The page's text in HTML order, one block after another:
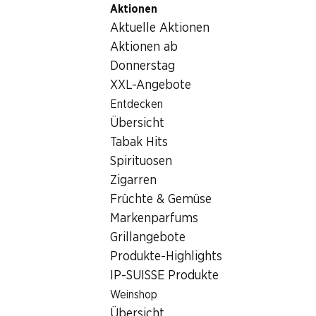
Aktionen
Aktuelle Aktionen
Aktionen ab
Donnerstag
XXL-Angebote
Entdecken
Übersicht
Tabak Hits
Spirituosen
Zigarren
Früchte & Gemüse
Markenparfums
Grillangebote
Produkte-Highlights
IP-SUISSE Produkte
Weinshop
Wein/Champagner
La Rose des Dunes Rosé Bordeaux AOC
(106)